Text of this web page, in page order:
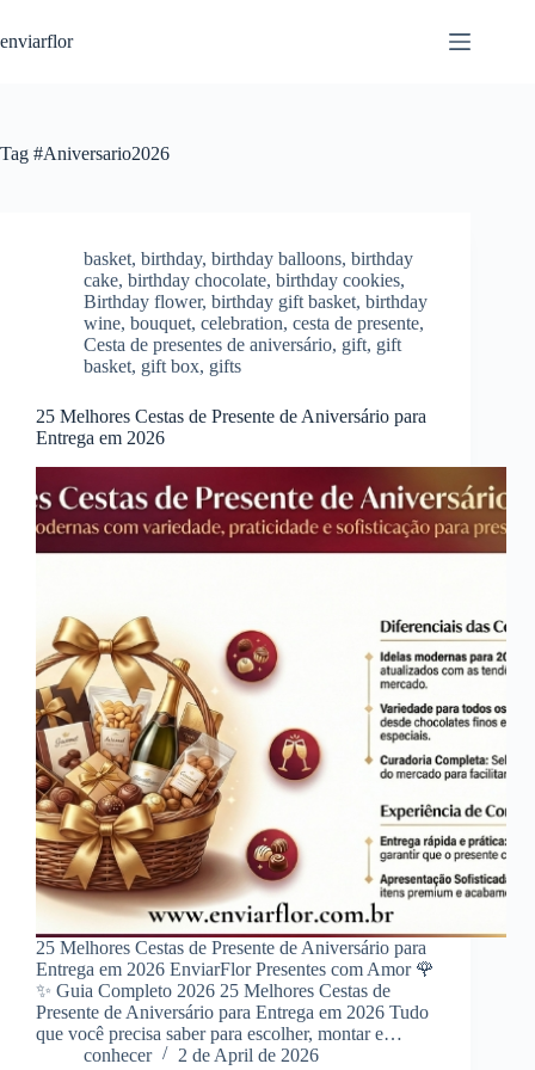
k
c
enviarflor
Tag #Aniversario2026
basket, birthday, birthday balloons, birthday
cake, birthday chocolate, birthday cookies,
Birthday flower, birthday gift basket, birthday
wine, bouquet, celebration, cesta de presente,
Cesta de presentes de aniversário, gift, gift
basket, gift box, gifts
25 Melhores Cestas de Presente de Aniversário para
Entrega em 2026
25 Melhores Cestas de Presente de Aniversário para
Entrega em 2026 EnviarFlor Presentes com Amor 🌹
✨ Guia Completo 2026 25 Melhores Cestas de
Presente de Aniversário para Entrega em 2026 Tudo
que você precisa saber para escolher, montar e…
conhecer
2 de April de 2026